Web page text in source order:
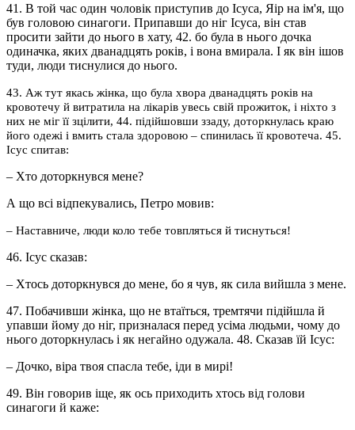
41. В той час один чоловік приступив до Ісуса, Яір на ім'я, що
був головою синагоги. Припавши до ніг Ісуса, він став
просити зайти до нього в хату, 42. бо була в нього дочка
одиначка, яких дванадцять років, і вона вмирала. І як він ішов
туди, люди тиснулися до нього.
43. Аж тут якась жінка, що була хвора дванадцять років на
кровотечу й витратила на лікарів увесь свій прожиток, і ніхто з
них не міг її зцілити, 44. підійшовши ззаду, доторкнулась краю
його одежі і вмить стала здоровою – спинилась її кровотеча. 45.
Ісус спитав:
– Хто доторкнувся мене?
А що всі відпекувались, Петро мовив:
– Наставниче, люди коло тебе товпляться й тиснуться!
46. Ісус сказав:
– Хтось доторкнувся до мене, бо я чув, як сила вийшла з мене.
47. Побачивши жінка, що не втаїться, тремтячи підійшла й
упавши йому до ніг, призналася перед усіма людьми, чому до
нього доторкнулась і як негайно одужала. 48. Сказав їй Ісус:
– Дочко, віра твоя спасла тебе, іди в мирі!
49. Він говорив іще, як ось приходить хтось від голови
синагоги й каже: